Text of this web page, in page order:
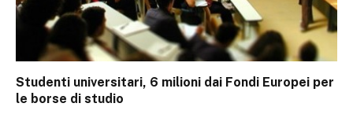
Studenti universitari, 6 milioni dai Fondi Europei per
le borse di studio